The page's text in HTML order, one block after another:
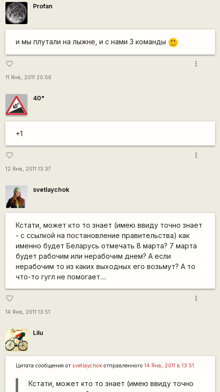
Profan
и мы плутали на лыжне, и с нами 3 команды :)
favorite_border
11 Янв, 2011 20:56
more_vert
40°
+1
favorite_border
12 Янв, 2011 13:37
more_vert
svetlaychok
Кстати, может кто то знает (имею ввиду точно знает
- с ссылкой на постановление правительства) как
именно будет Беларусь отмечать 8 марта? 7 марта
будет рабочим или нерабочим днем? А если
нерабочим то из каких выходных его возьмут? А то
что-то гугл не помогает....
favorite_border
14 Янв, 2011 13:51
more_vert
Lilu
Цитата сообщения от svetlaychokотправленного 14 Янв, 2011 в 13:51
Кстати, может кто то знает (имею ввиду точно